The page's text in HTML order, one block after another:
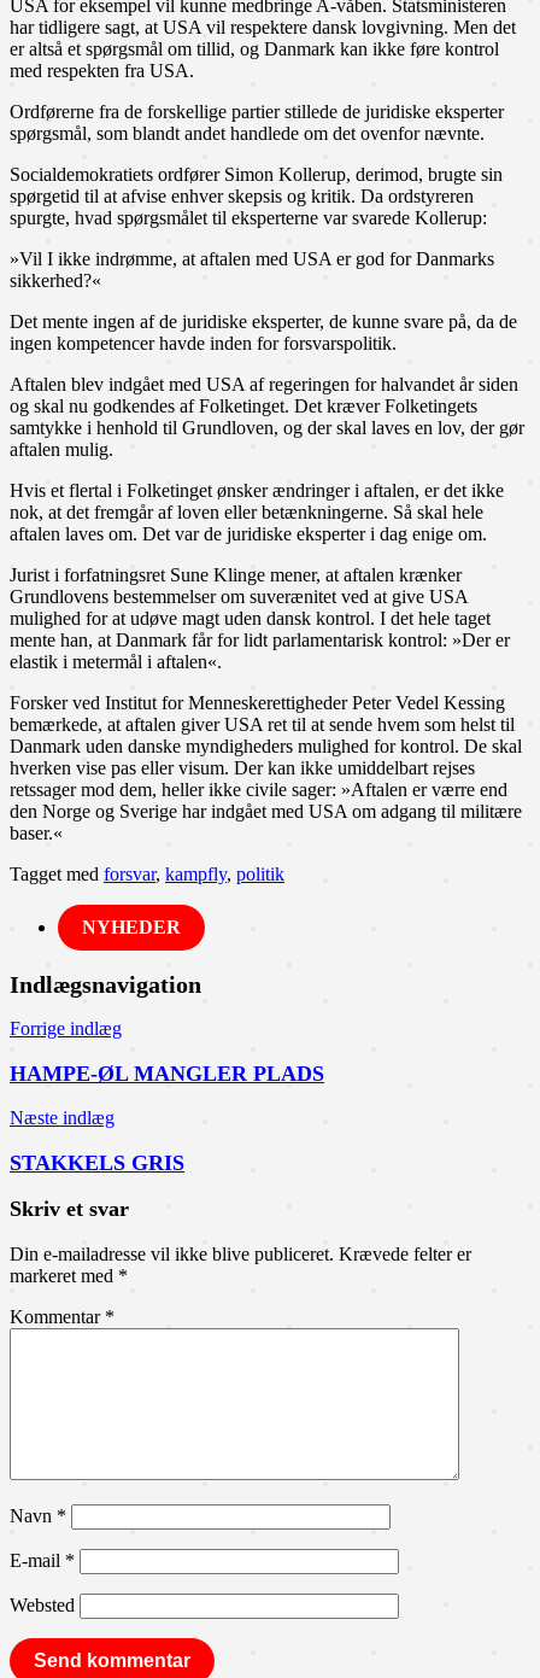
USA for eksempel vil kunne medbringe A-våben. Statsministeren
har tidligere sagt, at USA vil respektere dansk lovgivning. Men det
er altså et spørgsmål om tillid, og Danmark kan ikke føre kontrol
med respekten fra USA.
Ordførerne fra de forskellige partier stillede de juridiske eksperter
spørgsmål, som blandt andet handlede om det ovenfor nævnte.
Socialdemokratiets ordfører Simon Kollerup, derimod, brugte sin
spørgetid til at afvise enhver skepsis og kritik. Da ordstyreren
spurgte, hvad spørgsmålet til eksperterne var svarede Kollerup:
»Vil I ikke indrømme, at aftalen med USA er god for Danmarks
sikkerhed?«
Det mente ingen af de juridiske eksperter, de kunne svare på, da de
ingen kompetencer havde inden for forsvarspolitik.
Aftalen blev indgået med USA af regeringen for halvandet år siden
og skal nu godkendes af Folketinget. Det kræver Folketingets
samtykke i henhold til Grundloven, og der skal laves en lov, der gør
aftalen mulig.
Hvis et flertal i Folketinget ønsker ændringer i aftalen, er det ikke
nok, at det fremgår af loven eller betænkningerne. Så skal hele
aftalen laves om. Det var de juridiske eksperter i dag enige om.
Jurist i forfatningsret Sune Klinge mener, at aftalen krænker
Grundlovens bestemmelser om suverænitet ved at give USA
mulighed for at udøve magt uden dansk kontrol. I det hele taget
mente han, at Danmark får for lidt parlamentarisk kontrol: »Der er
elastik i metermål i aftalen«.
Forsker ved Institut for Menneskerettigheder Peter Vedel Kessing
bemærkede, at aftalen giver USA ret til at sende hvem som helst til
Danmark uden danske myndigheders mulighed for kontrol. De skal
hverken vise pas eller visum. Der kan ikke umiddelbart rejses
retssager mod dem, heller ikke civile sager: »Aftalen er værre end
den Norge og Sverige har indgået med USA om adgang til militære
baser.«
Tagget med forsvar, kampfly, politik
NYHEDER
Indlægsnavigation
Forrige indlæg
HAMPE-ØL MANGLER PLADS
Næste indlæg
STAKKELS GRIS
Skriv et svar
Din e-mailadresse vil ikke blive publiceret. Krævede felter er
markeret med *
Kommentar *
Navn *
E-mail *
Websted